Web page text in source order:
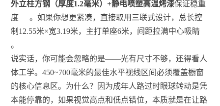
外立柱方钢（厚度1.2毫米）+静电喷塑高温烤漆保证稳重
度
。如果你想更紧凑，直接取用三联式设计，总长控
制12.55米×宽3.19米，主打单座6米，间距拉满中心吸睛
。
说实话，你可能会忽略的是——光有尺寸不够，还得看人
体工学。450~700毫米的最佳水平视线区间必须覆盖橱窗
的核心信息区。为什么？因为成年人路过时眼球转动是凭
本能停靠的，如果视觉高点和低点错位，本质就是在让路